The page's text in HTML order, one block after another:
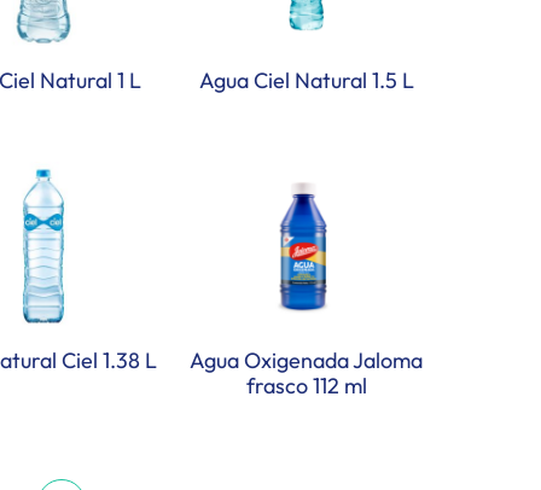
Natural 1 L Agua Ciel Natural 1.5 L
Ciel 1.38 L
Agua Oxigenada Jaloma
frasco 112 ml